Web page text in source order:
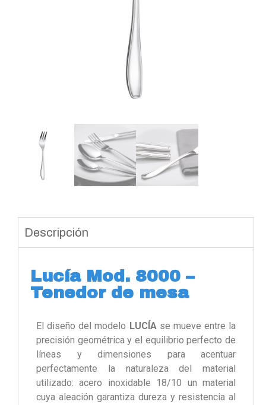
Descripción
Lucía Mod. 8000 –
Tenedor de mesa
El diseño del modelo LUCÍA se mueve entre la
precisión geométrica y el equilibrio perfecto de
líneas y dimensiones para acentuar
perfectamente la naturaleza del material
utilizado: acero inoxidable 18/10 un material
cuya aleación garantiza dureza y resistencia al